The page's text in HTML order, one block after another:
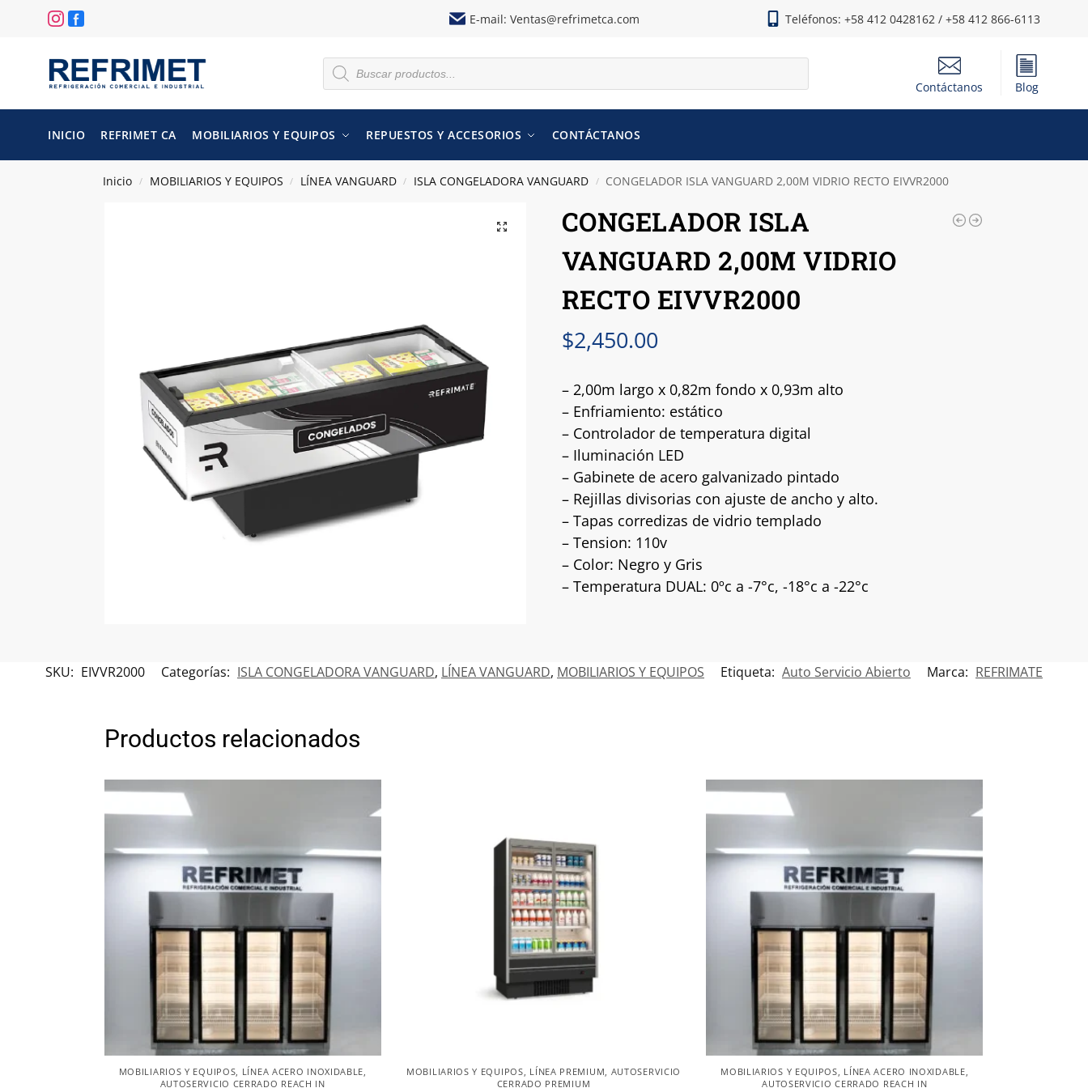
E-mail: Ventas@refrimetca.com Teléfonos: +58 412 0428162 / +58 412 866-6113
Contáctanos Blog
INICIO REFRIMET CA MOBILIARIOS Y EQUIPOS REPUESTOS Y ACCESORIOS CONTÁCTANOS
Inicio / MOBILIARIOS Y EQUIPOS / LÍNEA VANGUARD / ISLA CONGELADORA VANGUARD / CONGELADOR ISLA VANGUARD 2,00M VIDRIO RECTO EIVVR2000
CONGELADOR ISLA
VANGUARD 2,00M VIDRIO
RECTO EIVVR2000
$2,450.00
– 2,00m largo x 0,82m fondo x 0,93m alto
– Enfriamiento: estático
– Controlador de temperatura digital
– Iluminación LED
– Gabinete de acero galvanizado pintado
– Rejillas divisorias con ajuste de ancho y alto.
– Tapas corredizas de vidrio templado
– Tension: 110v
– Color: Negro y Gris
– Temperatura DUAL: 0ºc a -7°c, -18°c a -22°c
SKU: EIVVR2000 Categorías: ISLA CONGELADORA VANGUARD, LÍNEA VANGUARD, MOBILIARIOS Y EQUIPOS Etiqueta: Auto Servicio Abierto Marca: REFRIMATE
Productos relacionados
MOBILIARIOS Y EQUIPOS, LÍNEA ACERO INOXIDABLE,
AUTOSERVICIO CERRADO REACH IN
MOBILIARIOS Y EQUIPOS, LÍNEA PREMIUM, AUTOSERVICIO
CERRADO PREMIUM
MOBILIARIOS Y EQUIPOS, LÍNEA ACERO INOXIDABLE,
AUTOSERVICIO CERRADO REACH IN